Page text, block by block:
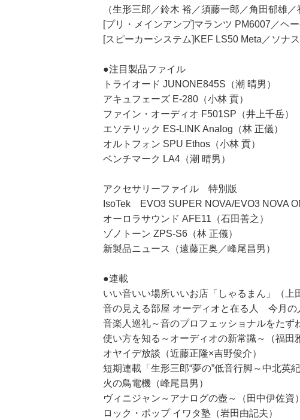
（生形三郎／鈴木 裕／須藤一郎／角田郁雄
[プリ・メインアンプ]マランツ PM6007／ヘ
[スピーカーシステム]KEF LS50 Meta／ソナ
●注目製品ファイル
トライオード JUNONE845S（潮 晴男）
アキュフェーズ E-280（小林 貢）
ファイン・オーディオ F501SP（井上千岳）
エソテリック ES-LINK Analog（林 正儀）
オルトフォン SPU Ethos（小林 貢）
ベンチマーク LA4（潮 晴男）
アクセサリーファイル 特別版
IsoTek EVO3 SUPER NOVA/EVO3 NOVA
オーロラサウンド AFE11（石田善之）
ゾノトーン ZPS-S6（林 正儀）
新製品ニュース（遠藤正奥／峰尾昌男）
●連載
いい音いい場所いいお店「しゃるまん」（上
音の見える部屋 オーディオと在る人 今月の
音楽人巡礼～音のプロフェッショナルをたず
使い方を知る～オーディオの新常識～（福田
オヤイデ放談（近藤正隆×吉野俊介）
短期連載「生形三郎“夢の”低音行脚～中北英
火の鳥電機（峰尾昌男）
ヴィニジャン～アナログの壺～（田中伊佐資）
ロック・ポップ イワタ塾（岩田由記夫）